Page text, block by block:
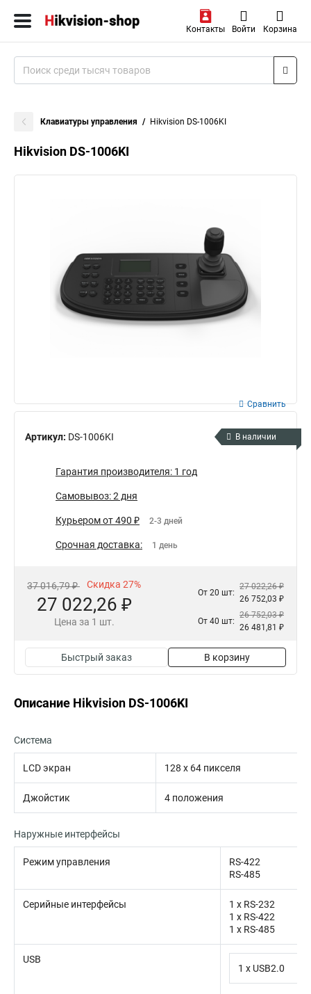
Контакты Войти Корзина
Клавиатуры управления Hikvision DS-1006KI
Hikvision DS-1006KI
Артикул: DS-1006KI
Сравнить
В наличии
Гарантия производителя: 1 год
Самовывоз: 2 дня
Курьером от 490 ₽ 2-3 дней
Срочная доставка: 1 день
37 016,79 ₽ Скидка 27%
27 022,26 ₽
Цена за 1 шт.
От 20 шт:
27 022,26 ₽
26 752,03 ₽
От 40 шт:
26 752,03 ₽
26 481,81 ₽
Быстрый заказ В корзину
Описание Hikvision DS-1006KI
Система
LCD экран 128 х 64 пикселя
Джойстик 4 положения
Наружные интерфейсы
Режим управления
RS-422
RS-485
Серийные интерфейсы
1 х RS-232
1 х RS-422
1 х RS-485
USB
1 х USB2.0